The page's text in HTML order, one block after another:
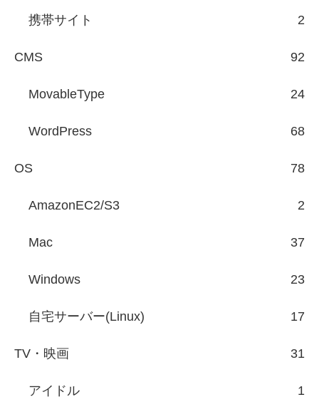
携帯サイト 2
CMS 92
MovableType 24
WordPress 68
OS 78
AmazonEC2/S3 2
Mac 37
Windows 23
自宅サーバー(Linux) 17
TV・映画 31
アイドル 1